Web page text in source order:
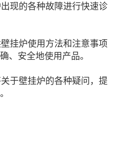
现的各种故障进行快速诊
挂炉使用方法和注意事项
、安全地使用产品。
于壁挂炉的各种疑问，提